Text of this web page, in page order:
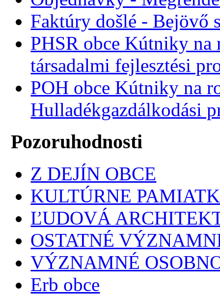
Faktúry došlé - Bejövő
PHSR obce Kútniky na
társadalmi fejlesztési
POH obce Kútniky na
Hulladékgazdálkodási
Pozoruhodnosti
Z DEJÍN OBCE
KULTÚRNE
ĽUDOVÁ
OSTATNÉ
VÝZNAMNÉ
Erb obce